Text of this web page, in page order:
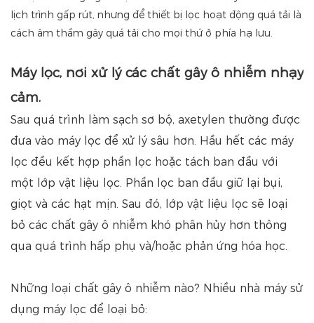
lịch trình gấp rút, nhưng để thiết bị lọc hoạt động quá tải là
cách âm thầm gây quá tải cho mọi thứ ở phía hạ lưu.
Máy lọc, nơi xử lý các chất gây ô nhiễm nhạy
cảm.
Sau quá trình làm sạch sơ bộ, axetylen thường được
đưa vào máy lọc để xử lý sâu hơn. Hầu hết các máy
lọc đều kết hợp phần lọc hoặc tách ban đầu với
một lớp vật liệu lọc. Phần lọc ban đầu giữ lại bụi,
giọt và các hạt mịn. Sau đó, lớp vật liệu lọc sẽ loại
bỏ các chất gây ô nhiễm khó phân hủy hơn thông
qua quá trình hấp phụ và/hoặc phản ứng hóa học.
Những loại chất gây ô nhiễm nào? Nhiều nhà máy sử
dụng máy lọc để loại bỏ: